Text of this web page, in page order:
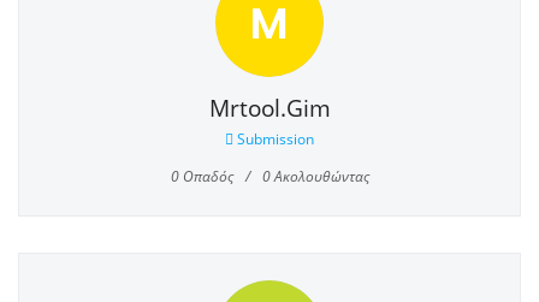
M
Mrtool.gim
Submission
0Οπαδός 0Ακολουθώντας